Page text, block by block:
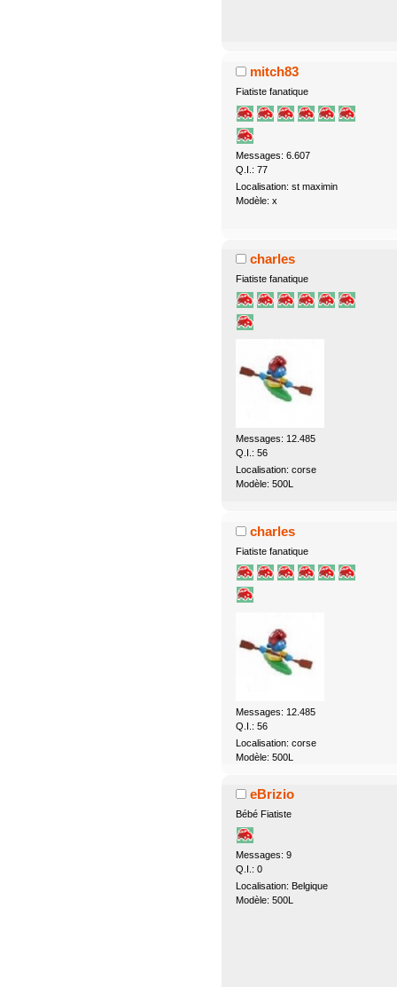
mitch83
Fiatiste fanatique
Messages: 6.607
Q.I.: 77
Localisation: st maximin
Modèle: x
charles
Fiatiste fanatique
Messages: 12.485
Q.I.: 56
Localisation: corse
Modèle: 500L
charles
Fiatiste fanatique
Messages: 12.485
Q.I.: 56
Localisation: corse
Modèle: 500L
eBrizio
Bébé Fiatiste
Messages: 9
Q.I.: 0
Localisation: Belgique
Modèle: 500L